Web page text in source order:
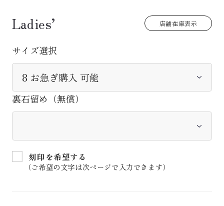
Ladies’ 店舗在庫表示
サイズ選択
裏石留め（無償）
刻印を希望する
（ご希望の文字は次ページで入力できます）